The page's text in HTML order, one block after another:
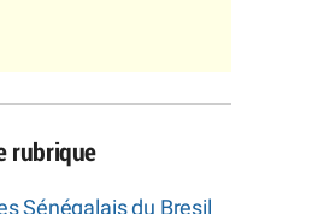
rubrique
Sénégalais du Bresil